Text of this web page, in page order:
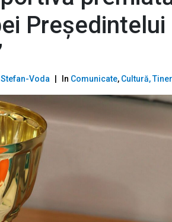
Stefan-Voda In Comunicate, Cultură,